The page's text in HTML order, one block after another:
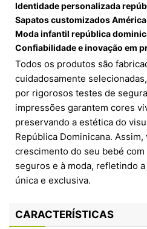
Identidade personalizada
Sapatos customizados
Moda infantil república
Confiabilidade e inovação em
Todos os produtos são
cuidadosamente
por rigorosos testes de
impressões garantem cores
preservando a estética do
República Dominicana.
crescimento do seu bebé
seguros e à moda, refletindo
única e exclusiva.
CARACTERÍSTICAS